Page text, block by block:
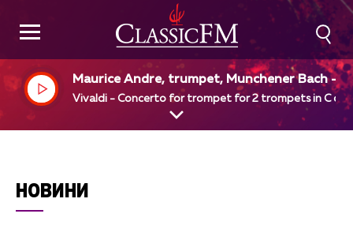
Maurice Andre, trumpet, Munchener Bach -
hester, Karl Richter, dir
Vivaldi - Concerto for trompet for 2 trompets in C dur
НОВИНИ